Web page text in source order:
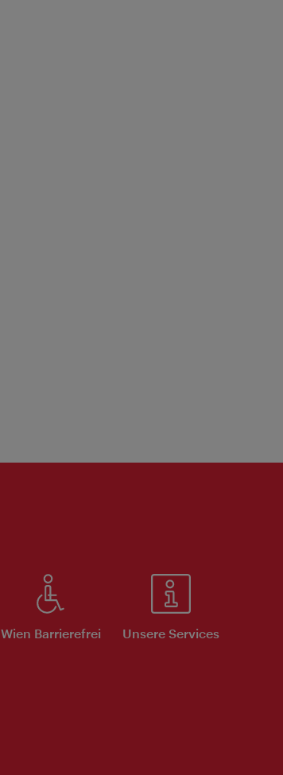
Wien Barrierefrei Unsere Services